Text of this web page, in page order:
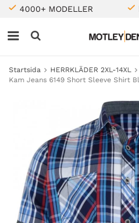
4000+ MODELLER
Startsida HERRKLÄDER 2XL-14XL
Kam Jeans 6149 Short Sleeve Shirt